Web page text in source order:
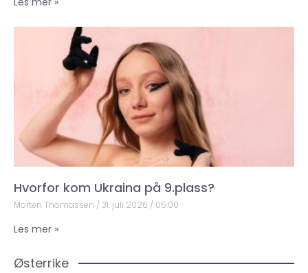
Hvorfor kom Ukraina på 9.plass?
Morten Thomassen 31. juli 2026 05:00
Les mer »
Østerrike